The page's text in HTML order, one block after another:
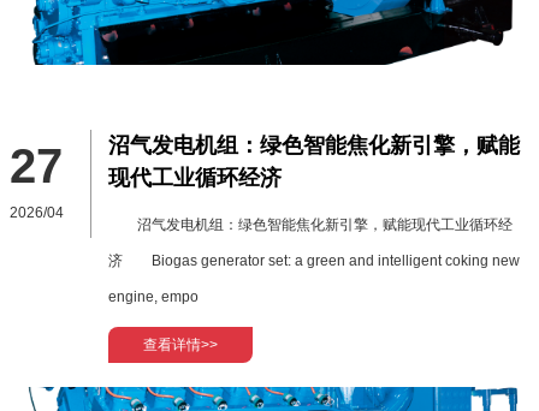
27
2026/04
沼气发电机组：绿色智能焦化新引擎，赋能
现代工业循环经济
沼气发电机组：绿色智能焦化新引擎，赋能现代工业循环经
济 Biogas generator set: a green and intelligent coking new
engine, empo
查看详情>>